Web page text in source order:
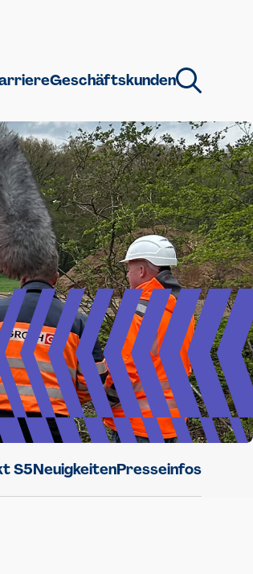
Geschäftskunden
S5NeuigkeitenPresseinfos